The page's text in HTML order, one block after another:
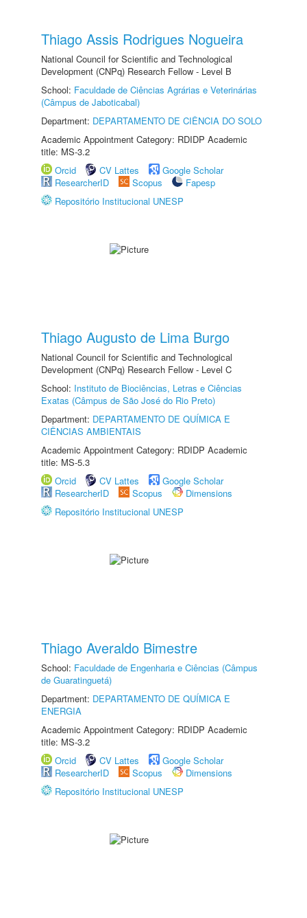
Thiago Assis Rodrigues Nogueira
National Council for Scientific and Technological
Development (CNPq) Research Fellow - Level B
School: Faculdade de Ciências Agrárias e Veterinárias
(Câmpus de Jaboticabal)
Department: DEPARTAMENTO DE CIÊNCIA DO SOLO
Academic Appointment Category: RDIDP Academic
title: MS-3.2
Orcid
CV Lattes
Google Scholar
ResearcherID
Scopus
Fapesp
Repositório Institucional UNESP
Thiago Augusto de Lima Burgo
National Council for Scientific and Technological
Development (CNPq) Research Fellow - Level C
School: Instituto de Biociências, Letras e Ciências
Exatas (Câmpus de São José do Rio Preto)
Department: DEPARTAMENTO DE QUÍMICA E
CIÊNCIAS AMBIENTAIS
Academic Appointment Category: RDIDP Academic
title: MS-5.3
Orcid
CV Lattes
Google Scholar
ResearcherID
Scopus
Dimensions
Repositório Institucional UNESP
Thiago Averaldo Bimestre
School: Faculdade de Engenharia e Ciências (Câmpus
de Guaratinguetá)
Department: DEPARTAMENTO DE QUÍMICA E
ENERGIA
Academic Appointment Category: RDIDP Academic
title: MS-3.2
Orcid
CV Lattes
Google Scholar
ResearcherID
Scopus
Dimensions
Repositório Institucional UNESP